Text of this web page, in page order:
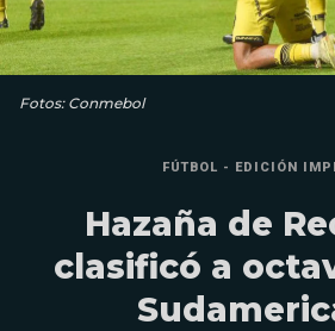
Fotos: Conmebol
FÚTBOL - EDICIÓN
Hazaña de
clasificó a